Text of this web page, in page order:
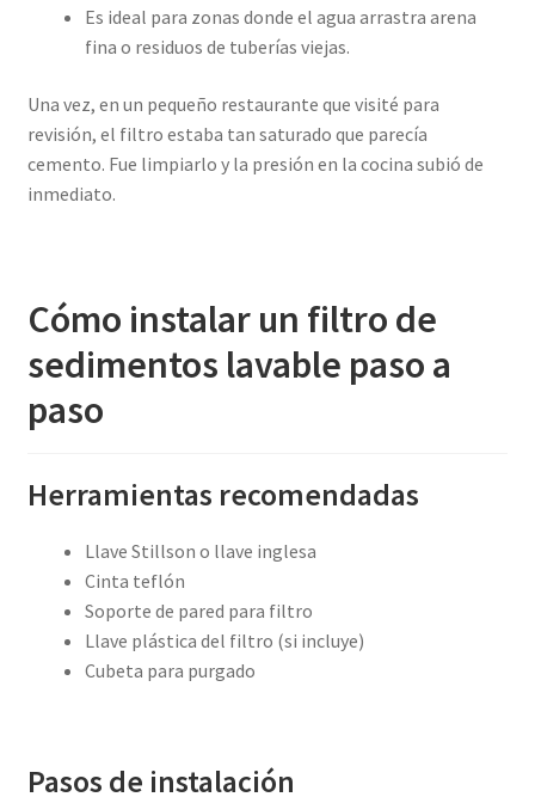
Es ideal para zonas donde el agua arrastra arena
fina o residuos de tuberías viejas.
Una vez, en un pequeño restaurante que visité para
revisión, el filtro estaba tan saturado que parecía
cemento. Fue limpiarlo y la presión en la cocina subió de
inmediato.
Cómo instalar un filtro de
sedimentos lavable paso a
paso
Herramientas recomendadas
Llave Stillson o llave inglesa
Cinta teflón
Soporte de pared para filtro
Llave plástica del filtro (si incluye)
Cubeta para purgado
Pasos de instalación